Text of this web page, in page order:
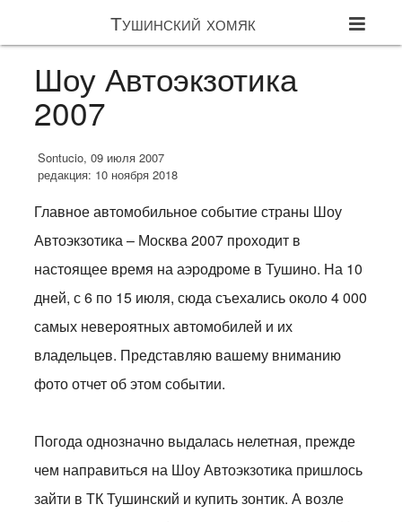
Тушинский хомяк
Шоу Автоэкзотика
2007
Sontucio, 09 июля 2007
редакция: 10 ноября 2018
Главное автомобильное событие страны Шоу
Автоэкзотика – Москва 2007 проходит в
настоящее время на аэродроме в Тушино. На 10
дней, с 6 по 15 июля, сюда съехались около 4 000
самых невероятных автомобилей и их
владельцев. Представляю вашему вниманию
фото отчет об этом событии.
Погода однозначно выдалась нелетная, прежде
чем направиться на Шоу Автоэкзотика пришлось
зайти в ТК Тушинский и купить зонтик. А возле